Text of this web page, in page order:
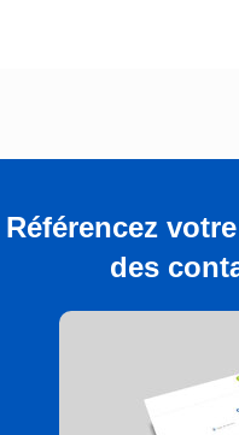
Référencez
des